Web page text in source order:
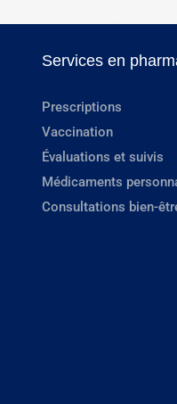
Services en
Prescriptions
Vaccination
Évaluations et suivis
Médicaments
Consultations bien-